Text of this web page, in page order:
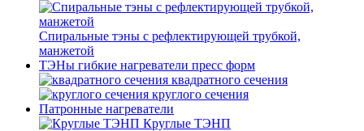
Спиральные тэны с рефлектирующей трубкой,
манжетой
ТЭНы гибкие нагреватели пресс форм
квадратного сечения
круглого сечения
Патронные нагреватели
Круглые ТЭНП